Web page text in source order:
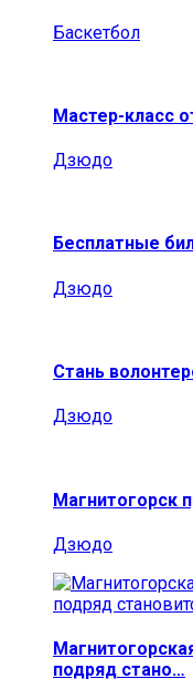
Баскетбол
Мастер-класс
Дзюдо
Бесплатные
Дзюдо
Стань
Дзюдо
Магнитогорск
Дзюдо
подряд стано…